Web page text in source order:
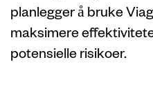
planlegger å bruke
maksimere
potensielle risikoer.